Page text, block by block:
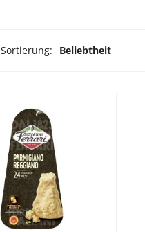
Sortierung: Beliebtheit